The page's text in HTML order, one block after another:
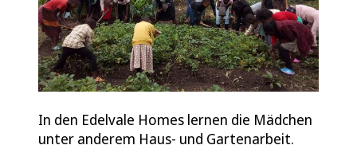
In den Edelvale Homes lernen die Mädchen
unter anderem Haus- und Gartenarbeit.